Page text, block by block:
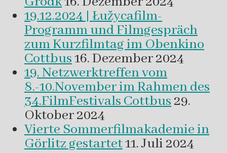
19.12.2024 | Łužycafilm-
Programm und Filmgespräch
zum Kurzfilmtag im Obenkino
Cottbus16. Dezember 2024
19. Netzwerktreffen vom
8.-10.November im Rahmen des
34.FilmFestivals Cottbus29.
Oktober 2024
Vierte Sommerfilmakademie in
Görlitz gestartet11. Juli 2024